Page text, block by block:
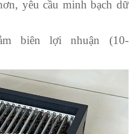
yêu cầu minh bạch dữ
biên lợi nhuận (10-